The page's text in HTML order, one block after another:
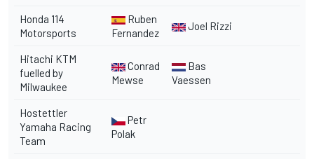
Honda 114
Motorsports
Ruben
Fernandez
Joel Rizzi
Hitachi KTM
fuelled by
Milwaukee
Conrad
Mewse
Bas
Vaessen
Hostettler
Yamaha Racing
Team
Petr
Polak